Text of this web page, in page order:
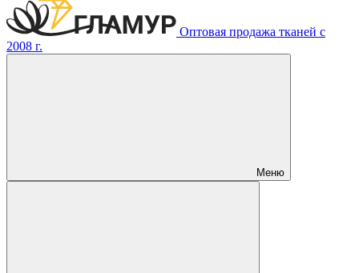
Оптовая продажа тканей с
2008 г.
Меню